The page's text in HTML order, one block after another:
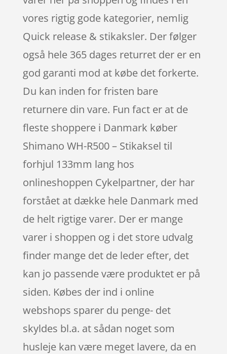
vores rigtig gode kategorier, nemlig
Quick release & stikaksler. Der følger
også hele 365 dages returret der er en
god garanti mod at købe det forkerte.
Du kan inden for fristen bare
returnere din vare. Fun fact er at de
fleste shoppere i Danmark køber
Shimano WH-R500 – Stikaksel til
forhjul 133mm lang hos
onlineshoppen Cykelpartner, der har
forstået at dække hele Danmark med
de helt rigtige varer. Der er mange
varer i shoppen og i det store udvalg
finder mange det de leder efter, det
kan jo passende være produktet er på
siden. Købes der ind i online
webshops sparer du penge- det
skyldes bl.a. at sådan noget som
husleje kan være meget lavere, da en